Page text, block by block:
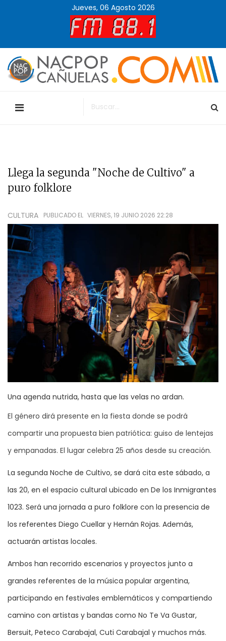
Jueves, 06 Agosto 2026
Llega la segunda "Noche de Cultivo" a
puro folklore
CULTURA PUBLICADO EL VIERNES, 19 JUNIO 2026 22:28
Una agenda nutrida, hasta que las velas no ardan.
El género dirá presente en la fiesta donde se podrá
compartir una propuesta bien patriótica: guiso de lentejas
y empanadas. El lugar celebra 25 años desde su creación.
La segunda Noche de Cultivo, se dará cita este sábado, a
las 20, en el espacio cultural ubicado en De los Inmigrantes
1023. Será una jornada a puro folklore con la presencia de
los referentes Diego Cuellar y Hernán Rojas. Además,
actuarán artistas locales.
Ambos han recorrido escenarios y proyectos junto a
grandes referentes de la música popular argentina,
participando en festivales emblemáticos y compartiendo
camino con artistas y bandas como No Te Va Gustar,
Bersuit, Peteco Carabajal, Cuti Carabajal y muchos más.